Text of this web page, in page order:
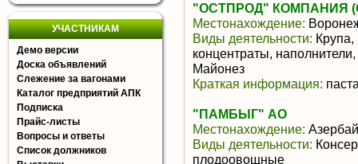
УЧАСТНИКАМ
Демо версии
Доска объявлений
Слежение за вагонами
Каталог предприятий АПК
Подписка
Прайс-листы
Вопросы и ответы
Список должников
"ОСТПРОД" КОМПАНИЯ
Местонахождение:
Виды деятельности:
концентраты,
Майонез
Краткая информация:
"ПАМБЫГ" АО
Местонахождение:
Виды деятельности:
плодоовощные